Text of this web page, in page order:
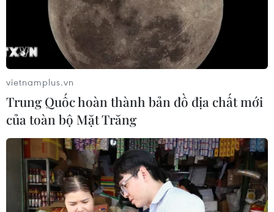
Nam, các doanh nghiệp Việt Nam và doanh nghiệp
Trung Quốc có rất nhiều dư địa để tăng cường hợp tác
thương mại, thúc đẩy giao thương.
vietnamplus.vn
Trung Quốc hoàn thành bản đồ địa chất mới
của toàn bộ Mặt Trăng